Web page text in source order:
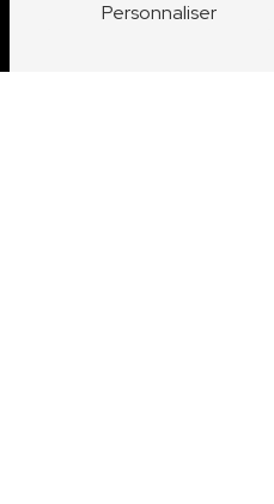
Personnaliser